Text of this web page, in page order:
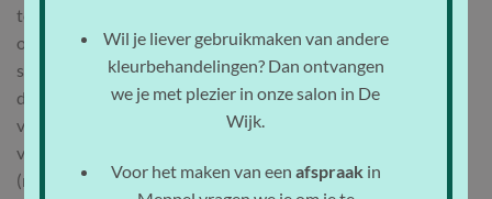
toestemming
of bezwaar op de verwerking van jouw persoonsgegevens
sturen naar kapsalon@nature-hair.nl. Om er zeker van te zijn
dat het verzoek tot inzage door jou is gedaan,
vragen wij jou een kopie van je identiteitsbewijs met het
verzoek mee te sturen. Maak in deze kopie je pasfoto, MRZ
(machine readable zone, de strook met nummers
Wil je liever gebruikmaken van andere
kleurbehandelingen? Dan ontvangen
we je met plezier in onze salon in De
Wijk.
Voor het maken van een afspraakin